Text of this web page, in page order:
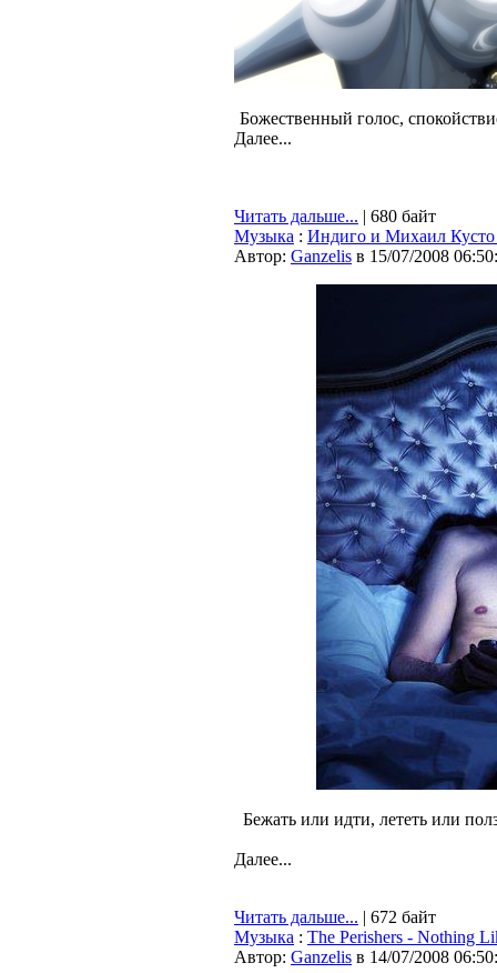
Божественный голос,
Далее...
Читать дальше... | 680 байт
Музыка : Индиго и Михаил
Автор: Ganzelis в 15/07/2008
Бежать или идти, лететь или
Далее...
Читать дальше... | 672 байт
Музыка : The Perishers - Nothing
Автор: Ganzelis в 14/07/2008